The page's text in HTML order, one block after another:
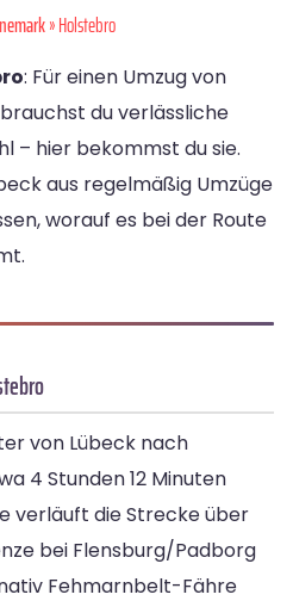
» Holstebro
: Für einen Umzug von
du verlässliche
– hier bekommst du sie.
aus regelmäßig Umzüge
worauf es bei der Route
von Lübeck nach
4 Stunden 12 Minuten
verläuft die Strecke über
bei Flensburg/Padborg
Fehmarnbelt-Fähre